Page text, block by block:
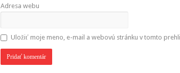
Adresa webu
Uložiť moje meno, e-mail a webovú stránku v tomto